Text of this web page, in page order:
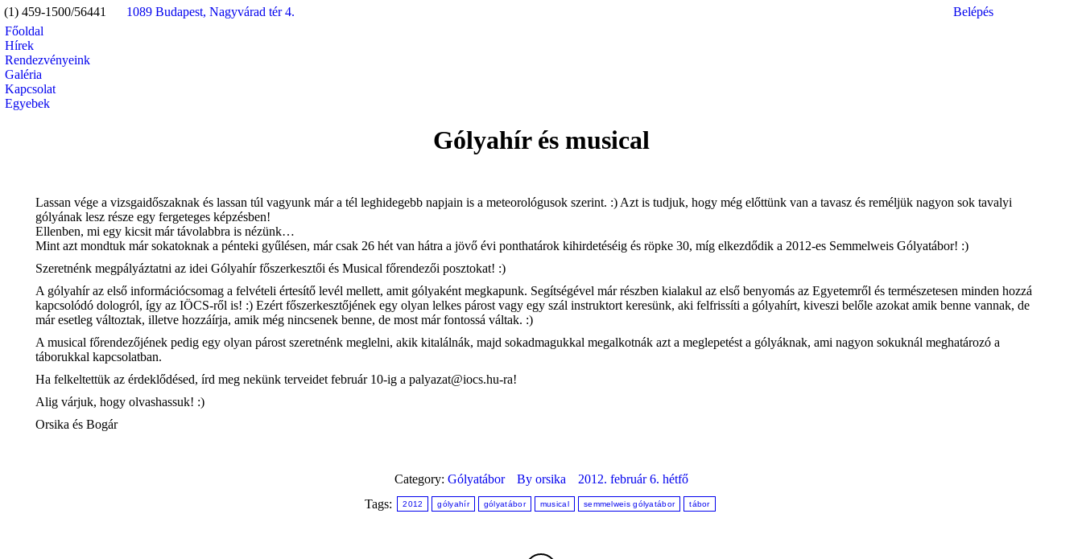
(1) 459-1500/56441 1089 Budapest, Nagyvárad tér 4. Belépés
Főoldal
Hírek
Rendezvényeink
Galéria
Kapcsolat
Egyebek
Gólyahír és musical
Lassan vége a vizsgaidőszaknak és lassan túl vagyunk már a tél leghidegebb napjain is a meteorológusok szerint. :) Azt is tudjuk, hogy még előttünk van a tavasz és reméljük nagyon sok tavalyi
gólyának lesz része egy fergeteges képzésben!
Ellenben, mi egy kicsit már távolabbra is nézünk…
Mint azt mondtuk már sokatoknak a pénteki gyűlésen, már csak 26 hét van hátra a jövő évi ponthatárok kihirdetéséig és röpke 30, míg elkezdődik a 2012-es Semmelweis Gólyatábor! :)
Szeretnénk megpályáztatni az idei Gólyahír főszerkesztői és Musical főrendezői posztokat! :)
A gólyahír az első információcsomag a felvételi értesítő levél mellett, amit gólyaként megkapunk. Segítségével már részben kialakul az első benyomás az Egyetemről és természetesen minden hozzá
kapcsolódó dologról, így az IÖCS-ről is! :) Ezért főszerkesztőjének egy olyan lelkes párost vagy egy szál instruktort keresünk, aki felfrissíti a gólyahírt, kiveszi belőle azokat amik benne vannak, de
már esetleg változtak, illetve hozzáírja, amik még nincsenek benne, de most már fontossá váltak. :)
A musical főrendezőjének pedig egy olyan párost szeretnénk meglelni, akik kitalálnák, majd sokadmagukkal megalkotnák azt a meglepetést a gólyáknak, ami nagyon sokuknál meghatározó a
táborukkal kapcsolatban.
Ha felkeltettük az érdeklődésed, írd meg nekünk terveidet február 10-ig a palyazat@iocs.hu-ra!
Alig várjuk, hogy olvashassuk! :)
Orsika és Bogár
Category: Gólyatábor By orsika
2012. február 6. hétfő
Tags:
2012 gólyahír gólyatábor musical semmelweis gólyatábor tábor